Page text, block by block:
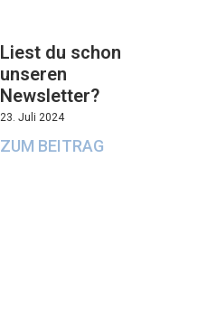
Liest du schon
unseren
Newsletter?
23. Juli 2024
ZUM BEITRAG